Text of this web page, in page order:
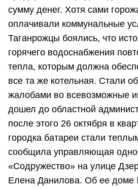
сумму денег. Хотя сами
оплачивали коммунальные
Таганрожцы боялись, что
горячего водоснабжения
тепла, которым должна
все та же котельная. Стали
жалобами во всевозможные
дошел до областной
после этого 26 октября в
городка батареи стали
сообщила управляющая
«Содружество» на улице
Елена Данилова. Об ее доме